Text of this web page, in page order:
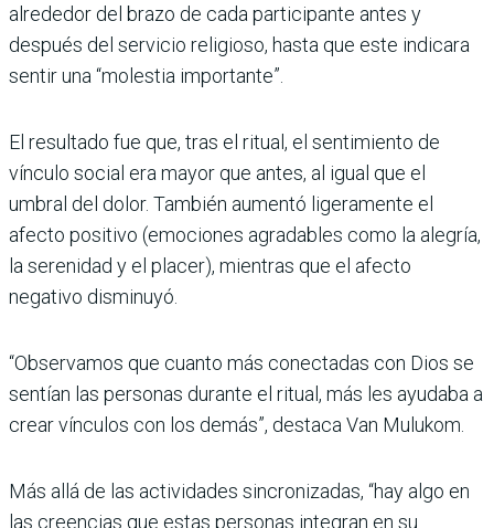
alrededor del brazo de cada participante antes y
después del servicio religioso, hasta que este indicara
sentir una “molestia importante”.
El resultado fue que, tras el ritual, el sentimiento de
vínculo social era mayor que antes, al igual que el
umbral del dolor. También aumentó ligeramente el
afecto positivo (emociones agradables como la alegría,
la serenidad y el placer), mientras que el afecto
negativo disminuyó.
“Observamos que cuanto más conectadas con Dios se
sentían las personas durante el ritual, más les ayudaba a
crear vínculos con los demás”, destaca Van Mulukom.
Más allá de las actividades sincronizadas, “hay algo en
las creencias que estas personas integran en su